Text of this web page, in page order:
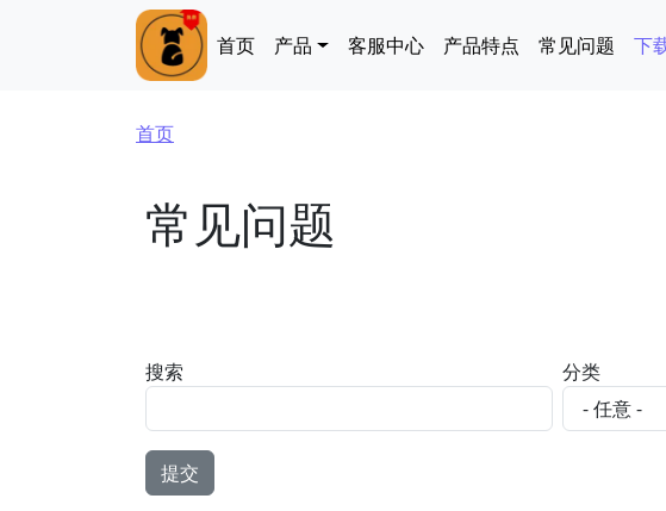
Main navigation
首页 产品 客服中心 产品特点 常见问题 下
面包屑
首页
常见问题
搜索 分类